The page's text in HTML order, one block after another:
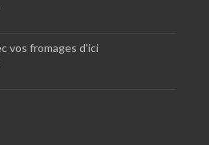
vos fromages d'ici